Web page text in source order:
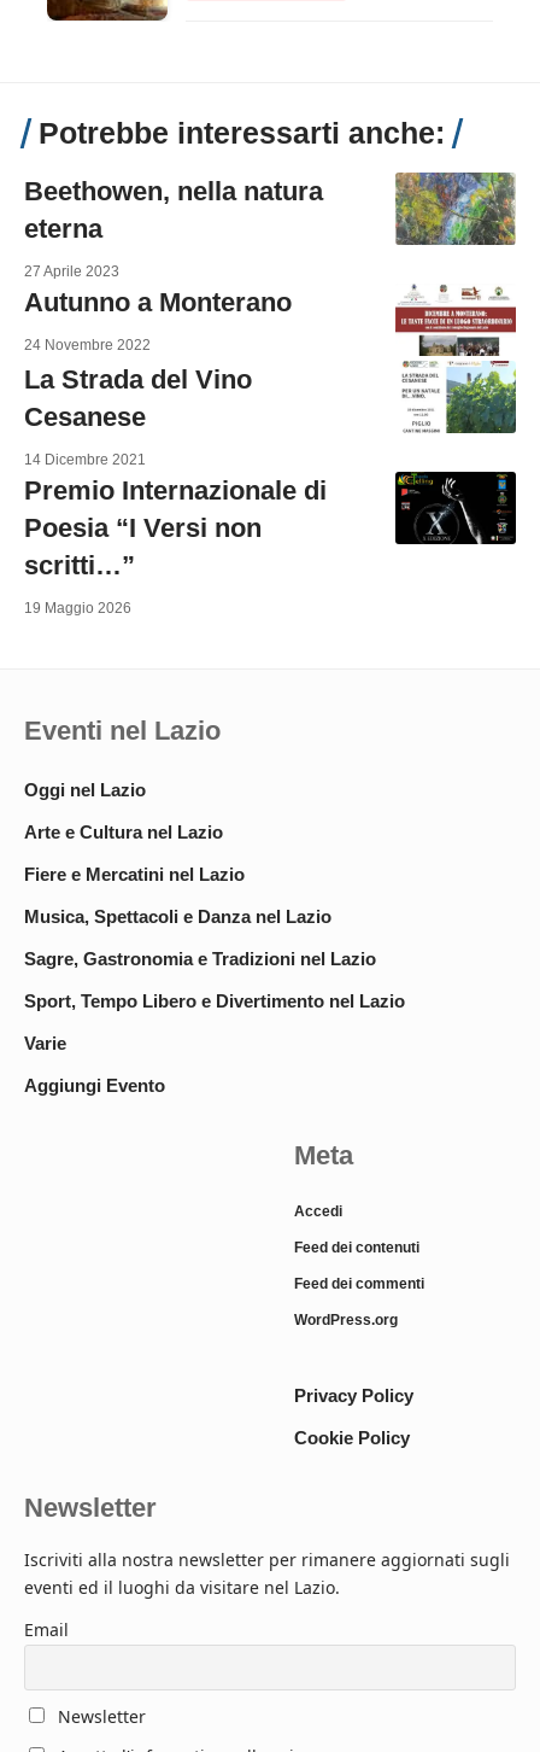
Potrebbe interessarti anche:
Beethowen, nella natura
eterna
27 Aprile 2023
Autunno a Monterano
24 Novembre 2022
La Strada del Vino
Cesanese
14 Dicembre 2021
Premio Internazionale di
Poesia “I Versi non
scritti…”
19 Maggio 2026
Eventi nel Lazio
Oggi nel Lazio
Arte e Cultura nel Lazio
Fiere e Mercatini nel Lazio
Musica, Spettacoli e Danza nel Lazio
Sagre, Gastronomia e Tradizioni nel Lazio
Sport, Tempo Libero e Divertimento nel Lazio
Varie
Aggiungi Evento
Meta
Accedi
Feed dei contenuti
Feed dei commenti
WordPress.org
Privacy Policy
Cookie Policy
Newsletter
Iscriviti alla nostra newsletter per rimanere aggiornati sugli
eventi ed il luoghi da visitare nel Lazio.
Email
Newsletter